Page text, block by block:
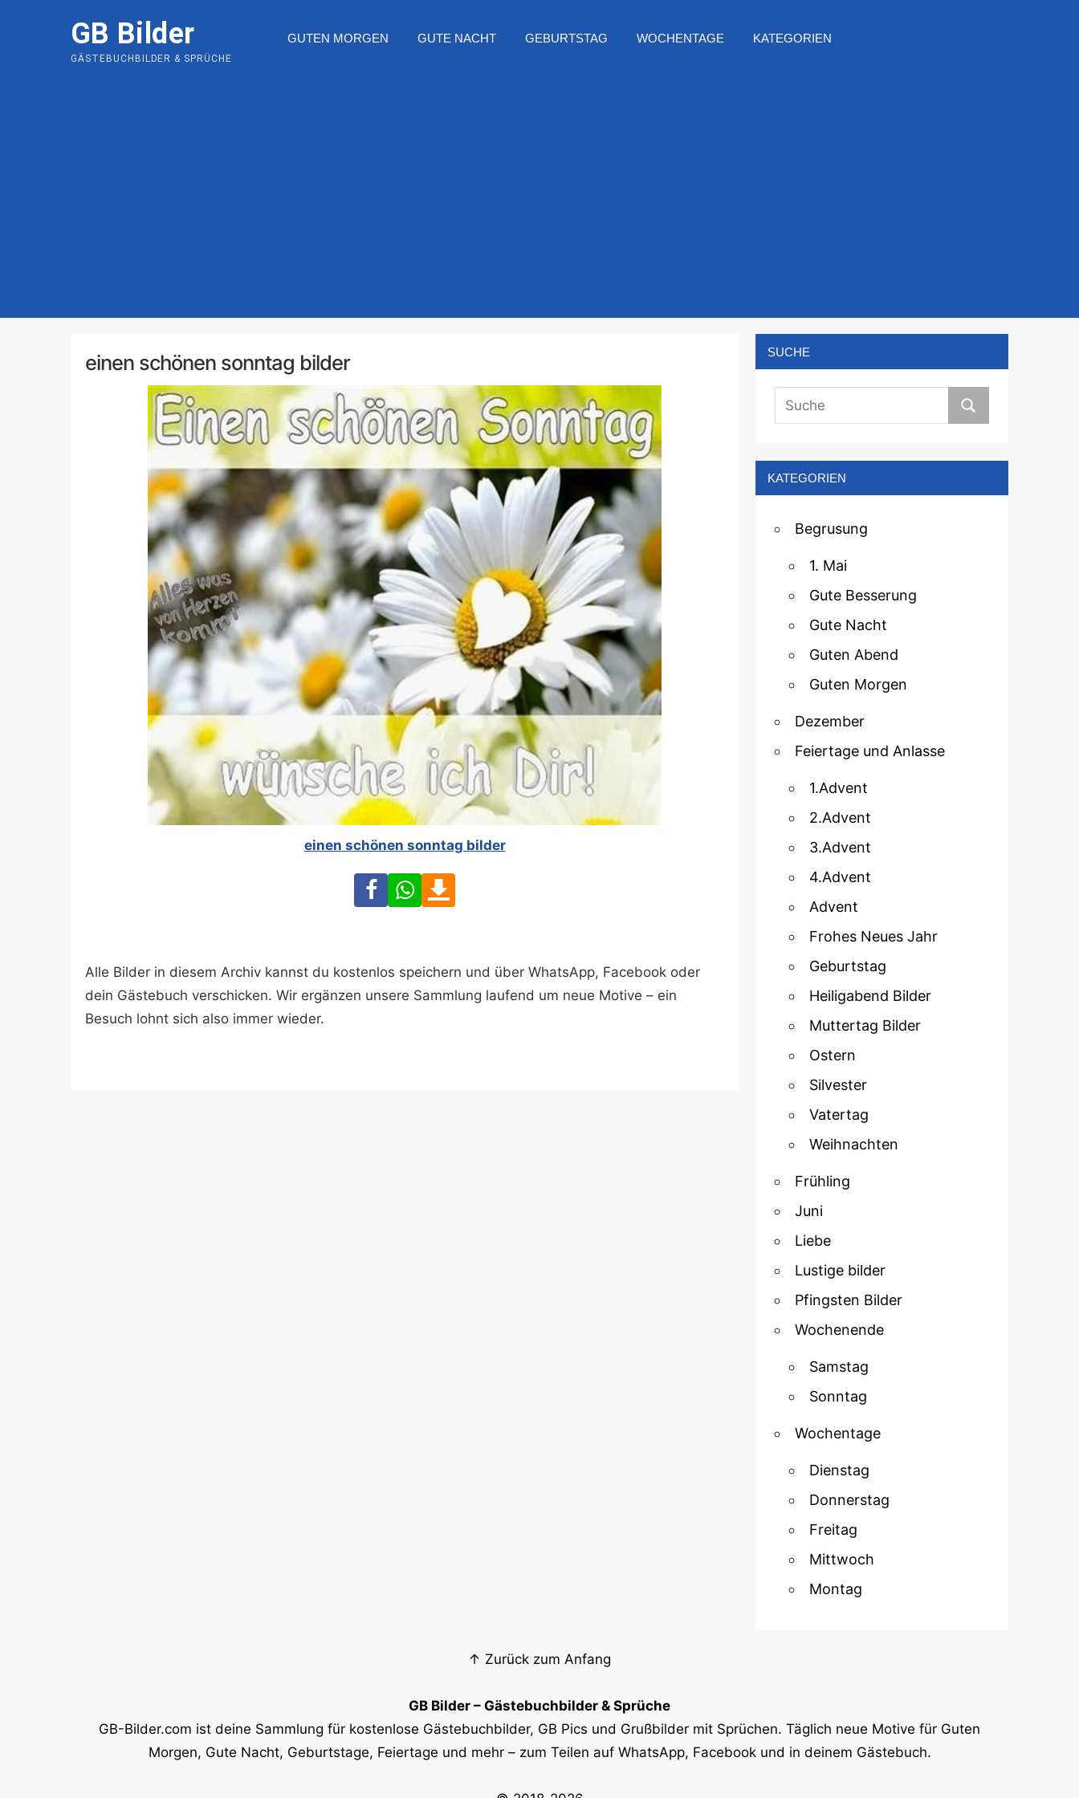
GB Bilder
GÄSTEBUCHBILDER & SPRÜCHE
GUTEN MORGEN GUTE NACHT GEBURTSTAG WOCHENTAGE KATEGORIEN
einen schönen sonntag bilder
einen schönen sonntag bilder
FacebookWhatsApp
Alle Bilder in diesem Archiv kannst du kostenlos speichern und über WhatsApp, Facebook oder
dein Gästebuch verschicken. Wir ergänzen unsere Sammlung laufend um neue Motive – ein
Besuch lohnt sich also immer wieder.
SUCHE
KATEGORIEN
Begrusung
1. Mai
Gute Besserung
Gute Nacht
Guten Abend
Guten Morgen
Dezember
Feiertage und Anlasse
1.Advent
2.Advent
3.Advent
4.Advent
Advent
Frohes Neues Jahr
Geburtstag
Heiligabend Bilder
Muttertag Bilder
Ostern
Silvester
Vatertag
Weihnachten
Frühling
Juni
Liebe
Lustige bilder
Pfingsten Bilder
Wochenende
Samstag
Sonntag
Wochentage
Dienstag
Donnerstag
Freitag
Mittwoch
Montag
↑ Zurück zum Anfang
GB Bilder – Gästebuchbilder & Sprüche
GB-Bilder.com ist deine Sammlung für kostenlose Gästebuchbilder, GB Pics und Grußbilder mit Sprüchen. Täglich neue Motive für Guten
Morgen, Gute Nacht, Geburtstage, Feiertage und mehr – zum Teilen auf WhatsApp, Facebook und in deinem Gästebuch.